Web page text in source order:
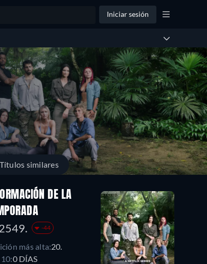
Iniciar sesión
Títulos similares
DE LA
-44
más alta:20.
0 DÍAS